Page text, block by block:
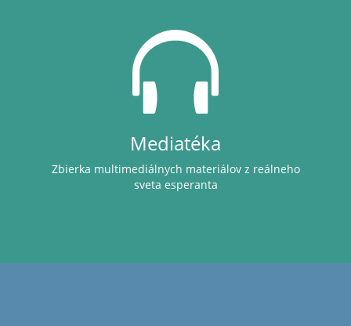
Mediatéka
Zbierka multimediálnych materiálov z reálneho
sveta esperanta